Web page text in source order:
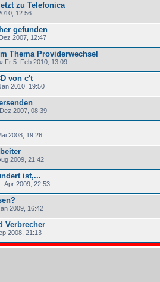
zu Telefonica
12:56
gefunden
2007, 12:47
Thema Providerwechsel
» Fr 5. Feb 2010, 13:09
von c't
2010, 19:50
2007, 08:39
2008, 19:26
2009, 21:42
ist,...
Apr 2009, 22:53
2009, 16:42
Verbrecher
2008, 21:13